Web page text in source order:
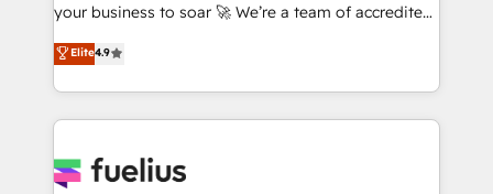
42001 - helping you 'organise complexity' 𝗥𝗲𝗮𝗱𝘆
𝗳𝗼𝗿 𝘁𝗵𝗲 𝗻𝗲𝘅𝘁 𝘀𝘁𝗲𝗽? Click the 👈 '𝗖𝗼𝗻𝘁𝗮𝗰𝘁
𝗯𝘂𝘀𝗶𝗻𝗲𝘀𝘀' button to get in touch (𝘸𝘦'𝘳𝘦 𝘴𝘶𝘱𝘦𝘳
𝘳𝘦𝘴𝘱𝘰𝘯𝘴𝘪𝘷𝘦)
your business to soar 🚀 We’re a team of accredited
HubSpot experts ready to help you. We can
implement the platform into complex business
environments, optimise what you've got and make
sure you can actually use it, build your website in
for you and execute it on HubSpot. We are on the
Elite4.9